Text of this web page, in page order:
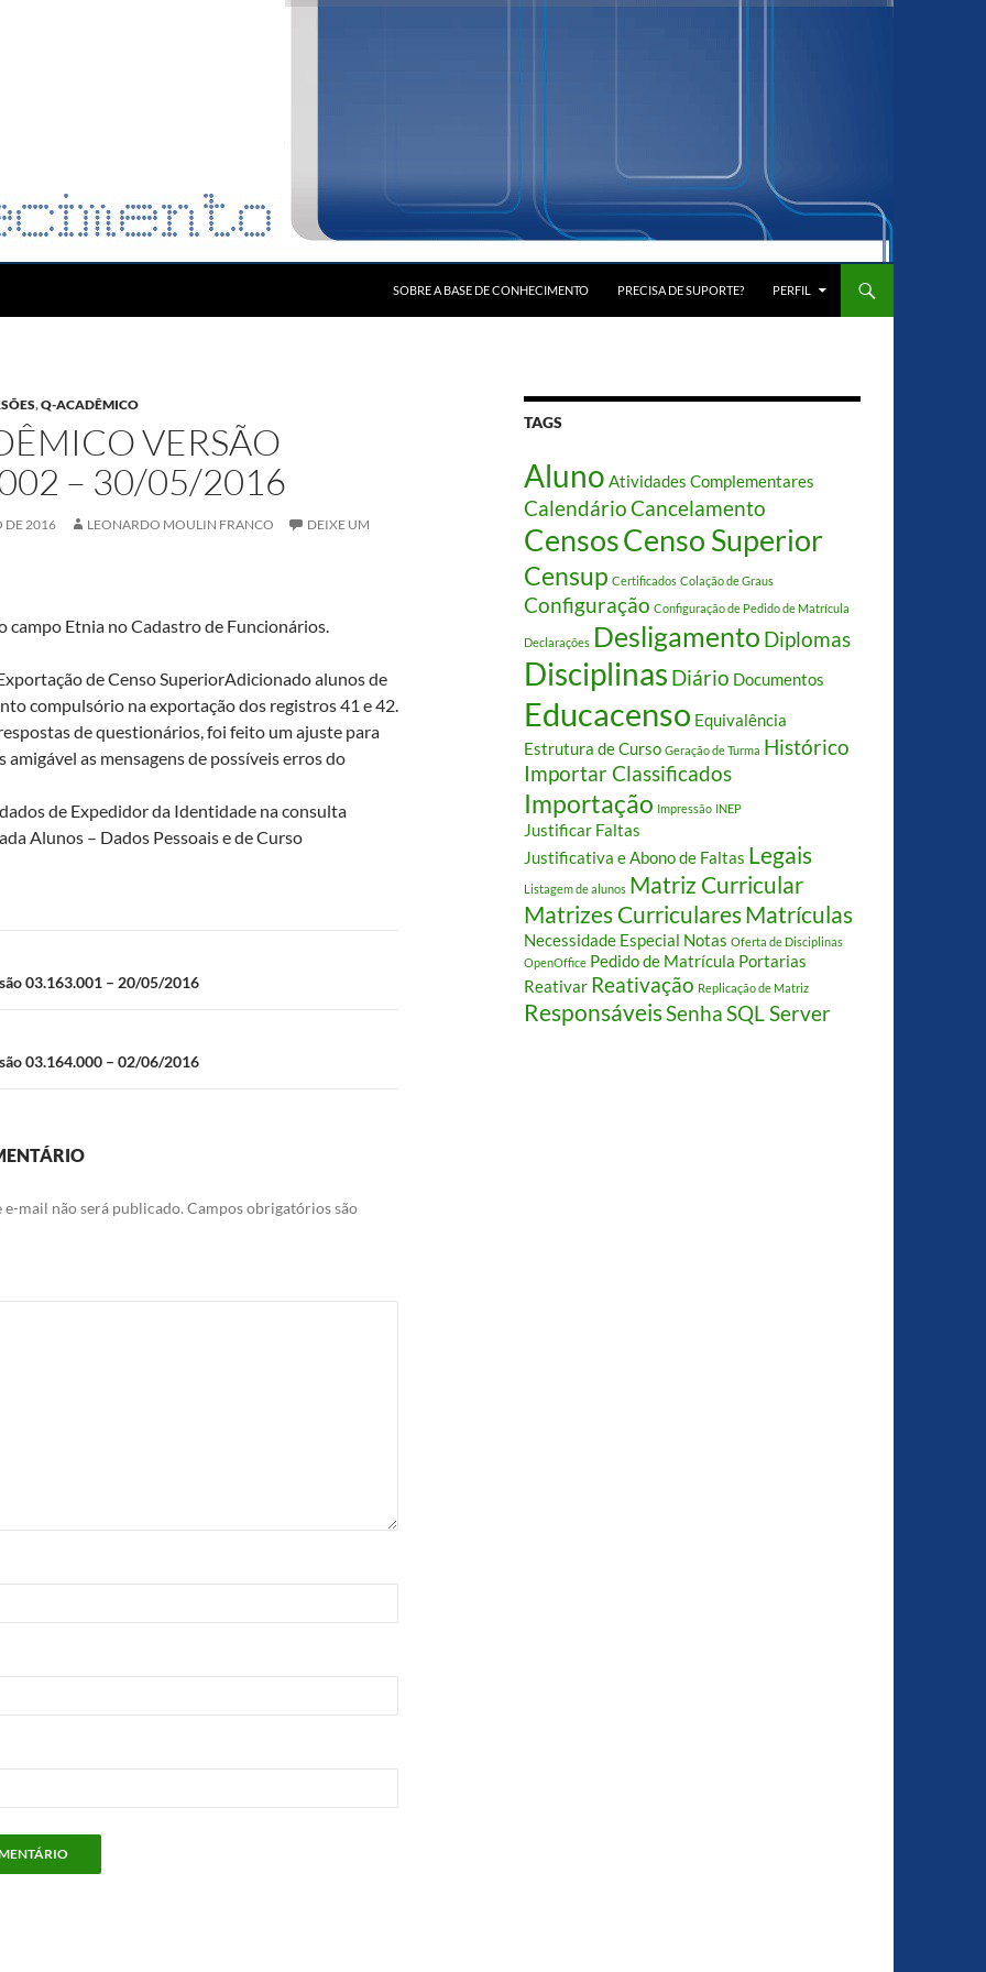
SOBRE A BASE DE CONHECIMENTO PRECISA DE SUPORTE? PERFIL
,Q-ACADÊMICO
VERSÃO
– 30/05/2016
DE 2016 LEONARDO MOULIN FRANCO
DEIXE UM
campo Etnia no Cadastro de Funcionários.
de Censo SuperiorAdicionado alunos de
compulsório na exportação dos registros 41 e 42.
de questionários, foi feito um ajuste para
amigável as mensagens de possíveis erros do
de Expedidor da Identidade na consulta
Alunos – Dados Pessoais e de Curso
03.163.001 – 20/05/2016
03.164.000 – 02/06/2016
e-mail não será publicado. Campos obrigatórios são
TAGS
Aluno Atividades Complementares
CalendárioCancelamento
CensosCenso Superior
Censup Certificados Colação de Graus
Configuração Configuração de Pedido de Matrícula
Declarações Desligamento Diplomas
Disciplinas Diário Documentos
Educacenso Equivalência
Estrutura de Curso Geração de Turma Histórico
Importar Classificados
Importação Impressão INEP
Justificar Faltas
Justificativa e Abono de Faltas Legais
Listagem de alunos Matriz Curricular
Matrizes CurricularesMatrículas
Necessidade Especial Notas Oferta de Disciplinas
OpenOffice Pedido de Matrícula Portarias
Reativar Reativação Replicação de Matriz
ResponsáveisSenhaSQL Server